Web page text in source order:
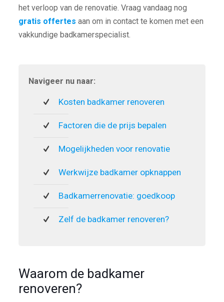
het verloop van de renovatie. Vraag vandaag nog
gratis offertes aan om in contact te komen met een
vakkundige badkamerspecialist.
Navigeer nu naar:
Kosten badkamer renoveren
Factoren die de prijs bepalen
Mogelijkheden voor renovatie
Werkwijze badkamer opknappen
Badkamerrenovatie: goedkoop
Zelf de badkamer renoveren?
Waarom de badkamer
renoveren?